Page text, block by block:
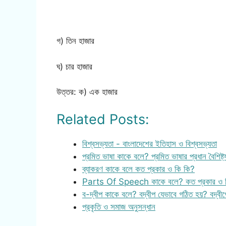
গ) তিন হাজার
ঘ) চার হাজার
উত্তর: ক) এক হাজার
Related Posts:
বিশ্বসভ্যতা - বাংলাদেশের ইতিহাস ও বিশ্বসভ্যতা
প্রমিত ভাষা কাকে বলে? প্রমিত ভাষার প্রধান
ব্যাকরণ কাকে বলে কত প্রকার ও কি কি?
Parts Of Speech কাকে বলে? কত প্রকার ও
ব-দ্বীপ কাকে বলে? বদ্বীপ যেভাবে গঠিত হয়?
প্রকৃতি ও সমাজ অনুসন্ধান